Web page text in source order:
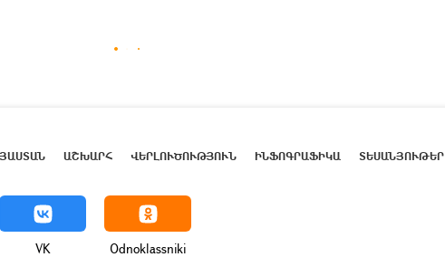
ԱՇԽԱՐՀ ՎԵՐԼՈՒԾՈՒԹՅՈՒՆ ԻՆՖՈԳՐԱՖԻԿԱ ՏԵՍԱՆՅՈՒԹԵՐ
VK Odnoklassniki